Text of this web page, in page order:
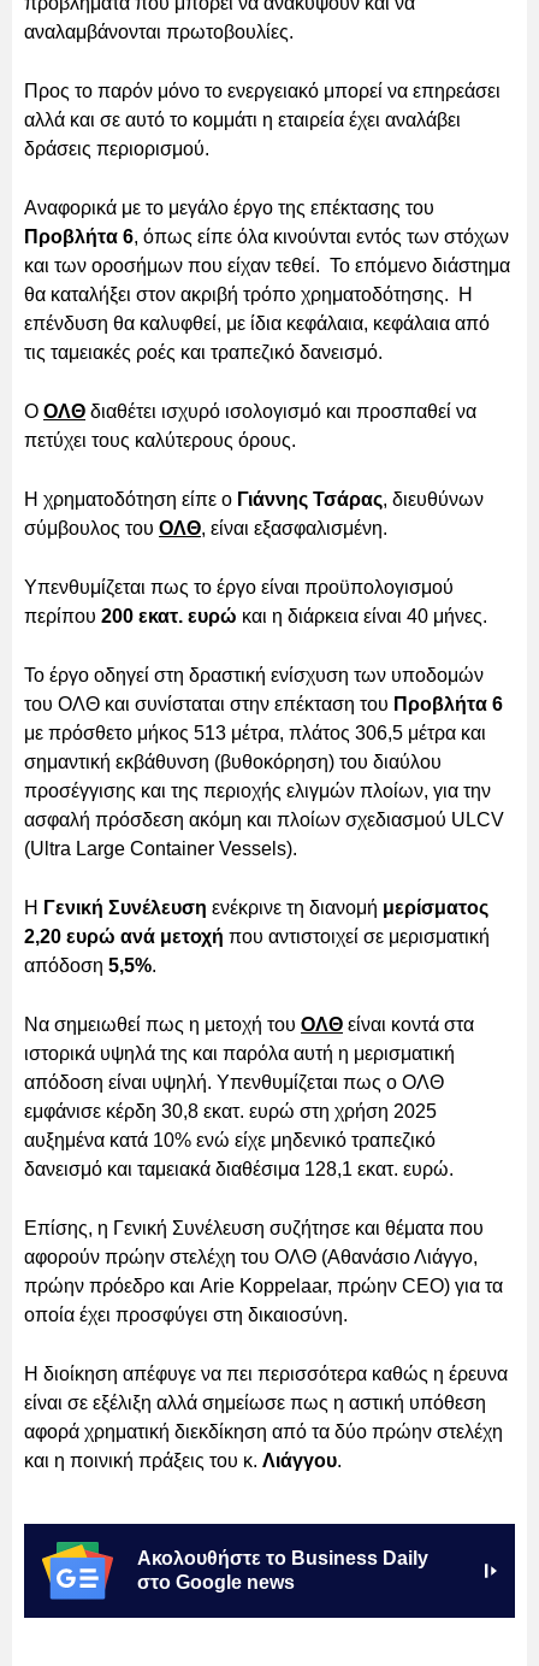
αναλαμβάνονται πρωτοβουλίες.
Προς το παρόν μόνο το ενεργειακό μπορεί να επηρεάσει
αλλά και σε αυτό το κομμάτι η εταιρεία έχει αναλάβει
δράσεις περιορισμού.
Αναφορικά με το μεγάλο έργο της επέκτασης του
Προβλήτα 6, όπως είπε όλα κινούνται εντός των στόχων
και των οροσήμων που είχαν τεθεί. Το επόμενο διάστημα
θα καταλήξει στον ακριβή τρόπο χρηματοδότησης. Η
επένδυση θα καλυφθεί, με ίδια κεφάλαια, κεφάλαια από
τις ταμειακές ροές και τραπεζικό δανεισμό.
Ο ΟΛΘ διαθέτει ισχυρό ισολογισμό και προσπαθεί να
πετύχει τους καλύτερους όρους.
Η χρηματοδότηση είπε ο Γιάννης Τσάρας, διευθύνων
σύμβουλος του ΟΛΘ, είναι εξασφαλισμένη.
Υπενθυμίζεται πως το έργο είναι προϋπολογισμού
περίπου 200 εκατ. ευρώ και η διάρκεια είναι 40 μήνες.
Το έργο οδηγεί στη δραστική ενίσχυση των υποδομών
του ΟΛΘ και συνίσταται στην επέκταση του Προβλήτα 6
με πρόσθετο μήκος 513 μέτρα, πλάτος 306,5 μέτρα και
σημαντική εκβάθυνση (βυθοκόρηση) του διαύλου
προσέγγισης και της περιοχής ελιγμών πλοίων, για την
ασφαλή πρόσδεση ακόμη και πλοίων σχεδιασμού ULCV
(Ultra Large Container Vessels).
Η Γενική Συνέλευση ενέκρινε τη διανομή μερίσματος
2,20 ευρώ ανά μετοχή που αντιστοιχεί σε μερισματική
απόδοση 5,5%.
Να σημειωθεί πως η μετοχή του ΟΛΘ είναι κοντά στα
ιστορικά υψηλά της και παρόλα αυτή η μερισματική
απόδοση είναι υψηλή. Υπενθυμίζεται πως ο ΟΛΘ
εμφάνισε κέρδη 30,8 εκατ. ευρώ στη χρήση 2025
αυξημένα κατά 10% ενώ είχε μηδενικό τραπεζικό
δανεισμό και ταμειακά διαθέσιμα 128,1 εκατ. ευρώ.
Επίσης, η Γενική Συνέλευση συζήτησε και θέματα που
αφορούν πρώην στελέχη του ΟΛΘ (Αθανάσιο Λιάγγο,
πρώην πρόεδρο και Arie Koppelaar, πρώην CEO) για τα
οποία έχει προσφύγει στη δικαιοσύνη.
Η διοίκηση απέφυγε να πει περισσότερα καθώς η έρευνα
είναι σε εξέλιξη αλλά σημείωσε πως η αστική υπόθεση
αφορά χρηματική διεκδίκηση από τα δύο πρώην στελέχη
και η ποινική πράξεις του κ. Λιάγγου.
Ακολουθήστε το Business Daily
στο Google news